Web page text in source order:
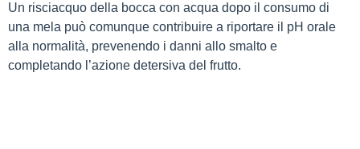
Un risciacquo della bocca con acqua dopo il consumo di
una mela può comunque contribuire a riportare il pH orale
alla normalità, prevenendo i danni allo smalto e
completando l’azione detersiva del frutto.